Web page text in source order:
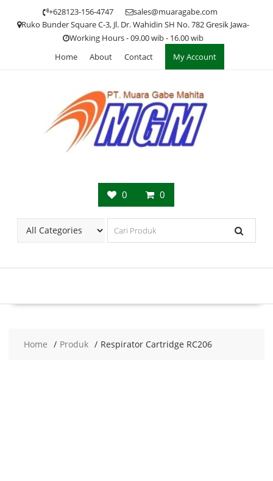
+628123-156-4747
sales@muaragabe.com
Ruko Bunder Square C-3, Jl. Dr. Wahidin SH No. 782 Gresik Jawa-
Working Hours - 09.00 wib - 16.00 wib
Home
About Contact My Account
0 0
Home Produk Respirator Cartridge RC206